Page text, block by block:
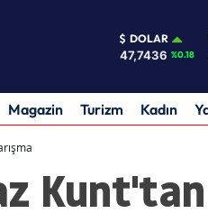
DOLAR
47,7436 %0.18
Magazin Turizm Kadın